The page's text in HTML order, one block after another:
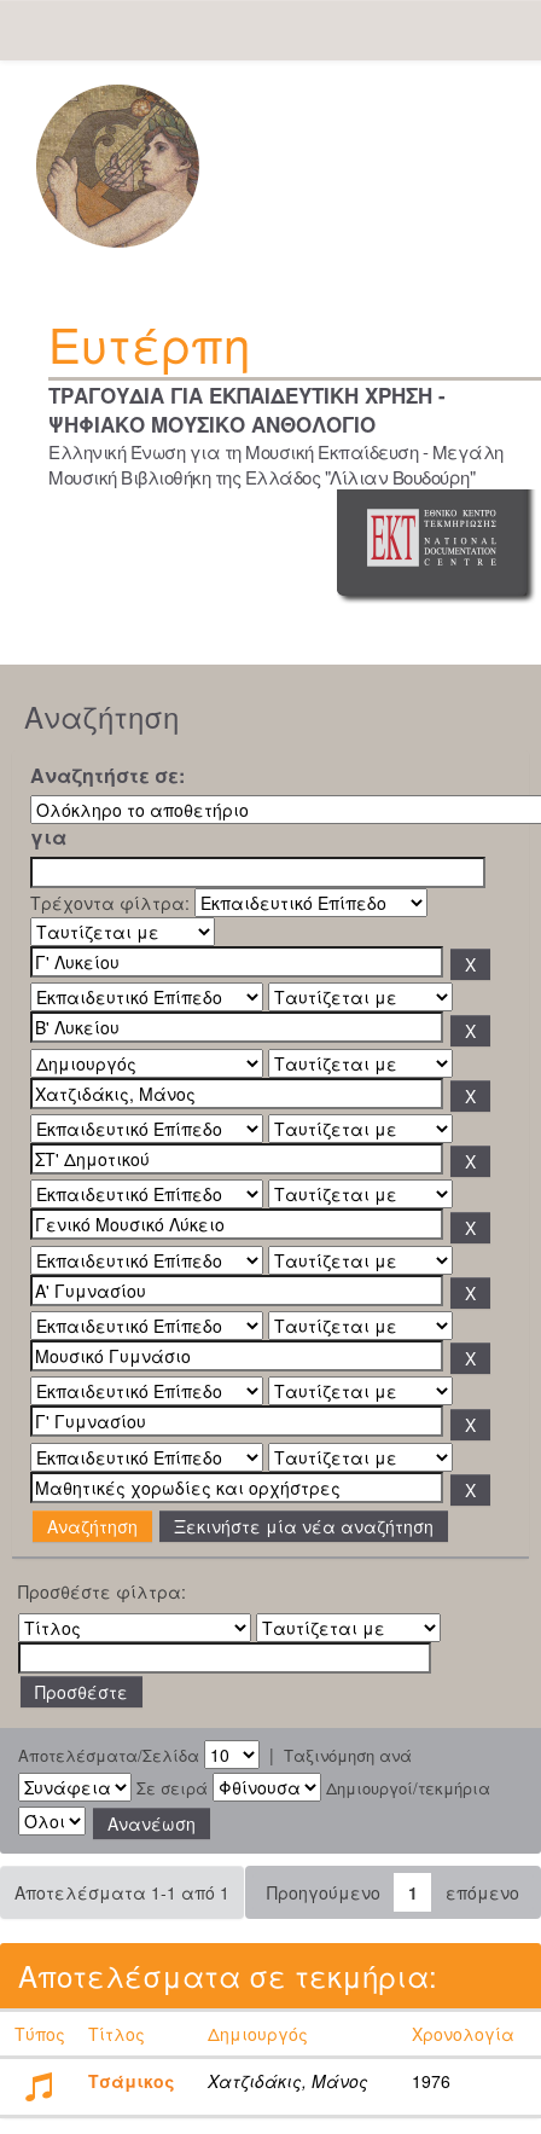
navigation
Ευτέρπη
ΤΡΑΓΟΥΔΙΑ ΓΙΑ ΕΚΠΑΙΔΕΥΤΙΚΗ ΧΡΗΣΗ -
ΨΗΦΙΑΚΟ ΜΟΥΣΙΚΟ ΑΝΘΟΛΟΓΙΟ
Ελληνική Ένωση για τη Μουσική Εκπαίδευση - Μεγάλη
Μουσική Βιβλιοθήκη της Ελλάδος "Λίλιαν Βουδούρη"
Αναζήτηση
Αναζητήστε σε:
για
Τρέχοντα φίλτρα:
Ξεκινήστε μία νέα αναζήτηση
Προσθέστε φίλτρα:
Αποτελέσματα/Σελίδα | Ταξινόμηση ανά
Σε σειρά
Δημιουργοί/τεκμήρια
Αποτελέσματα 1-1 από 1 Προηγούμενο 1 επόμενο
Αποτελέσματα σε τεκμήρια:
Τύπος Τίτλος Δημιουργός
Χρονολογία
Τσάμικος
Χατζιδάκις, Μάνος 1976